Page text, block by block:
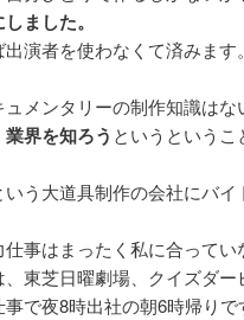
ました。
演者を使わなくて済みます。
メンタリーの制作知識はな
界を知ろう というというこ
う大道具制作の会社にバイ
仕事はまったく私に合ってい
東芝日曜劇場、クイズダー
で夜8時出社の朝6時帰りで